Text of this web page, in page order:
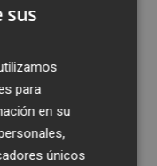
lo que su
por
y
pensiones y
sus
para
en su
únicos